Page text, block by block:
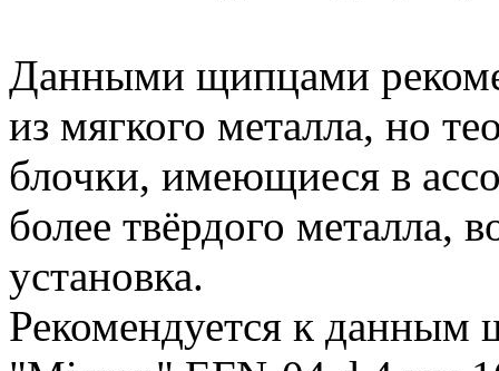
Данными щипцами
из мягкого металла, но
блочки, имеющиеся в
более твёрдого металла,
установка.
Рекомендуется к данным